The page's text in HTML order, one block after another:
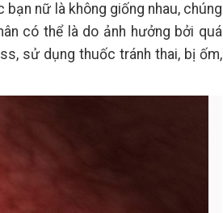
nữ là không giống nhau, chúng
có thể là do ảnh hưởng bởi quá
sử dụng thuốc tránh thai, bị ốm,